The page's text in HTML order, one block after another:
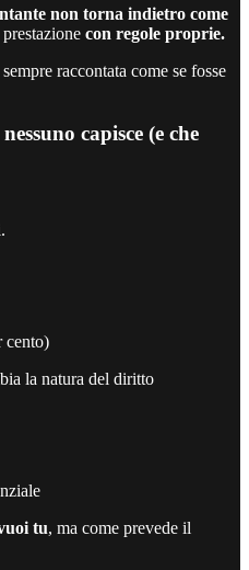
non torna indietro come
con regole proprie.
raccontata come se fosse
capisce (e che
cento)
la natura del diritto
tu, ma come prevede il